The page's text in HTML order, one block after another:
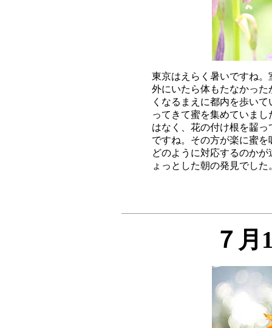
東京はえらく暑いですね
外にいたら体もたなかっ
くなるまえに都内を歩い
ってきて蜜を集めていま
はなく、花の付け根を齧
ですね。その方が楽に蜜
どのように対応するのか
７月